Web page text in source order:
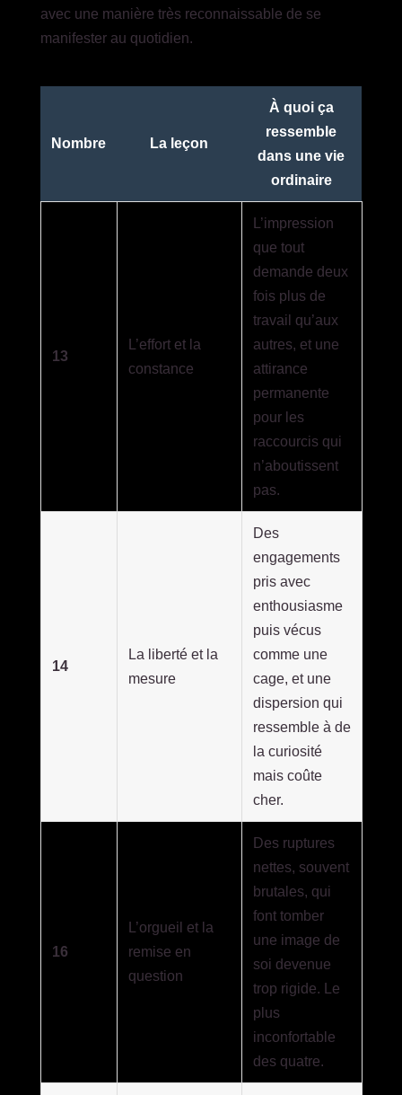
avec une manière très reconnaissable de se
manifester au quotidien.
Nombre La leçon
À quoi ça
ressemble
dans une vie
ordinaire
13
L’effort et la
constance
L’impression
que tout
demande deux
fois plus de
travail qu’aux
autres, et une
attirance
permanente
pour les
raccourcis qui
n’aboutissent
pas.
14
La liberté et la
mesure
Des
engagements
pris avec
enthousiasme
puis vécus
comme une
cage, et une
dispersion qui
ressemble à de
la curiosité
mais coûte
cher.
16
L’orgueil et la
remise en
question
Des ruptures
nettes, souvent
brutales, qui
font tomber
une image de
soi devenue
trop rigide. Le
plus
inconfortable
des quatre.